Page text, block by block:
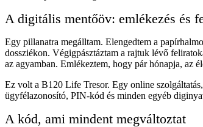
A digitális mentőöv: emlékezés és
Egy pillanatra megálltam. Elengedtem a
dossziékon. Végigpásztáztam a rajtuk lévő
az agyamban. Emlékeztem, hogy pár hónapja, az
Ez volt a B120 Life Tresor. Egy online
ügyfélazonosító, PIN-kód és minden egyéb
A kód, ami mindent megváltoztat